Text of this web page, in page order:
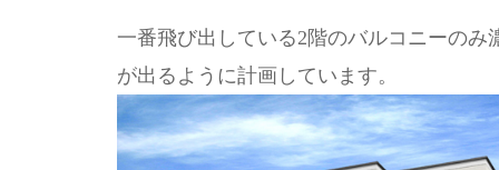
一番飛び出している2階のバルコニーの
が出るように計画しています。